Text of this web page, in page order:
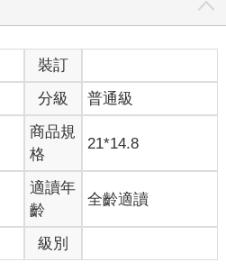
裝訂
分級 普通級
商品規
格
21*14.8
適讀年
齡
全齡適讀
級別